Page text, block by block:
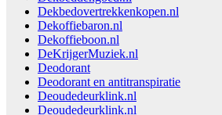
Dekbedovertrekkenkopen.nl
Dekoffiebaron.nl
Dekoffieboon.nl
DeKrijgerMuziek.nl
Deodorant
Deodorant en antitranspiratie
Deoudedeurklink.nl
Deoudedeurklink.nl